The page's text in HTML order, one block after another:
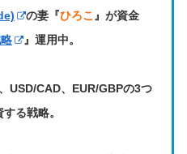
の妻『ひろこ 』が資金
』運用中。
USD/CAD、EUR/GBPの3つ
る戦略。